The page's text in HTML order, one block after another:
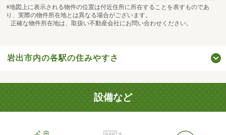
※地図上に表示される物件の位置は付近住所に所在することを表すものであ
り、実際の物件所在地とは異なる場合がございます。
正確な物件所在地は、取扱い不動産会社にお問い合わせください。
岩出市内の各駅の住みやすさ
設備など